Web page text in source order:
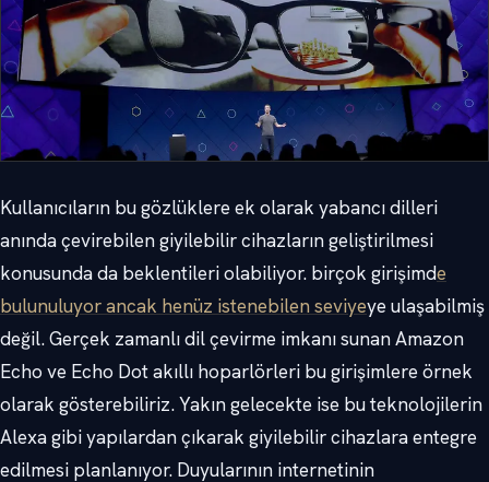
Kullanıcıların bu gözlüklere ek olarak yabancı dilleri
anında çevirebilen giyilebilir cihazların geliştirilmesi
konusunda da beklentileri olabiliyor. birçok girişimde
bulunuluyor ancak henüz istenebilen seviyeye ulaşabilmiş
değil. Gerçek zamanlı dil çevirme imkanı sunan Amazon
Echo ve Echo Dot akıllı hoparlörleri bu girişimlere örnek
olarak gösterebiliriz. Yakın gelecekte ise bu teknolojilerin
Alexa gibi yapılardan çıkarak giyilebilir cihazlara entegre
edilmesi planlanıyor. Duyularının internetinin